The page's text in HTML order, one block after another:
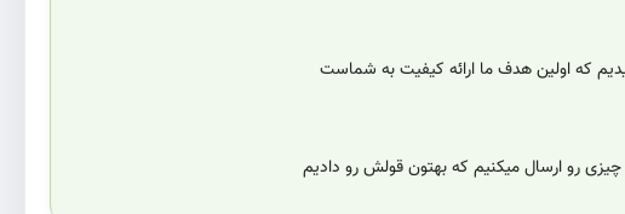
که اولین هدف ما ارائه کیفیت به شماست
چیزی رو ارسال میکنیم که بهتون قولش رو دادیم